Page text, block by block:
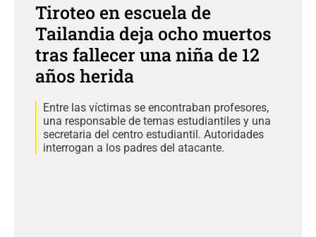
Tiroteo en escuela de
Tailandia deja ocho muertos
tras fallecer una niña de 12
años herida
Entre las víctimas se encontraban profesores,
una responsable de temas estudiantiles y una
secretaria del centro estudiantil. Autoridades
interrogan a los padres del atacante.